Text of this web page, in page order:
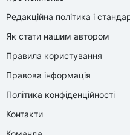
Редакційна політика і
Як стати нашим автором
Правила користування
Правова інформація
Політика конфіденційності
Контакти